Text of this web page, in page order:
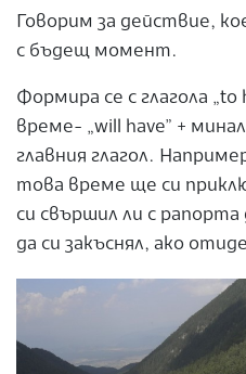
Говорим за действие,
с бъдещ момент.
Формира се с глагола
време- „will have” +
главния глагол.
това време ще си
си свършил ли с рапорта
да си закъснял, ако